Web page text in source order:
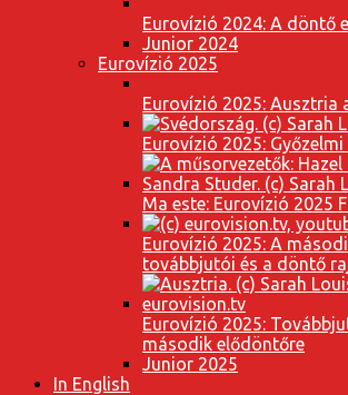
Eurovízió 2024: A döntő
Junior 2024
Eurovízió 2025
Eurovízió 2025: Ausztria
Eurovízió 2025:
Ma este: Eurovízió 2025
Eurovízió 2025: A
továbbjutói és a döntő
Eurovízió 2025:
második elődöntőre
Junior 2025
In English